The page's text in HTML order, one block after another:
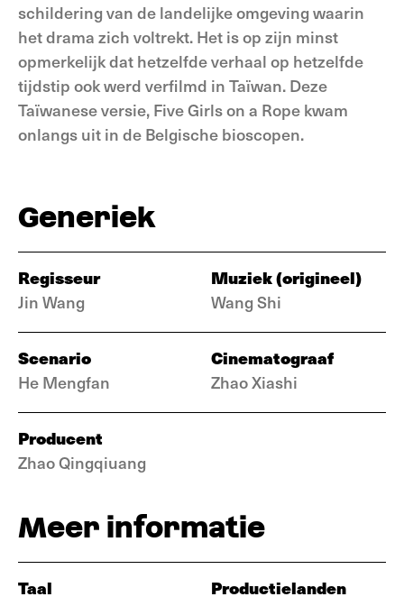
schildering van de landelijke omgeving waarin
het drama zich voltrekt. Het is op zijn minst
opmerkelijk dat hetzelfde verhaal op hetzelfde
tijdstip ook werd verfilmd in Taïwan. Deze
Taïwanese versie, Five Girls on a Rope kwam
onlangs uit in de Belgische bioscopen.
Generiek
Regisseur
Jin Wang
Muziek (origineel)
Wang Shi
Scenario
He Mengfan
Cinematograaf
Zhao Xiashi
Producent
Zhao Qingqiuang
Meer informatie
Taal Productielanden